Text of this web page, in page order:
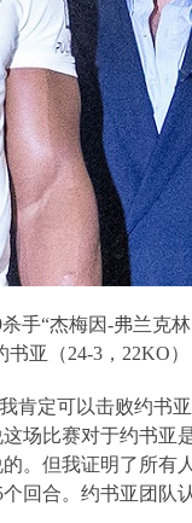
杀手“杰梅因-弗兰克
书亚（24-3 ， 22KO
肯定可以击败约书
场比赛对于约书亚
。但我证明了所有
个回合。约书亚团队